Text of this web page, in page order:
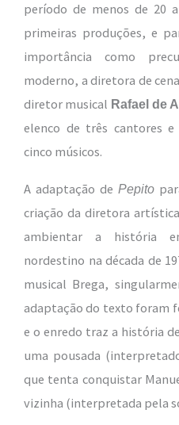
período de menos de 20
primeiras produções, e
importância como
moderno, a diretora de cena
diretor musical Rafael de
elenco de três cantores
cinco músicos.
A adaptação de Pepito
criação da diretora
ambientar a história
nordestino na década de
musical Brega,
adaptação do texto foram
e o enredo traz a história
uma pousada
que tenta conquistar
vizinha (interpretada pela